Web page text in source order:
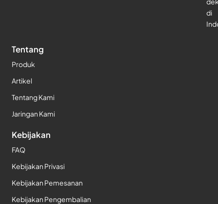
di
Tentang
Produk
Artikel
Tentang Kami
Jaringan Kami
Kebijakan
FAQ
Kebijakan Privasi
Kebijakan Pemesanan
Kebijakan Pengembalian